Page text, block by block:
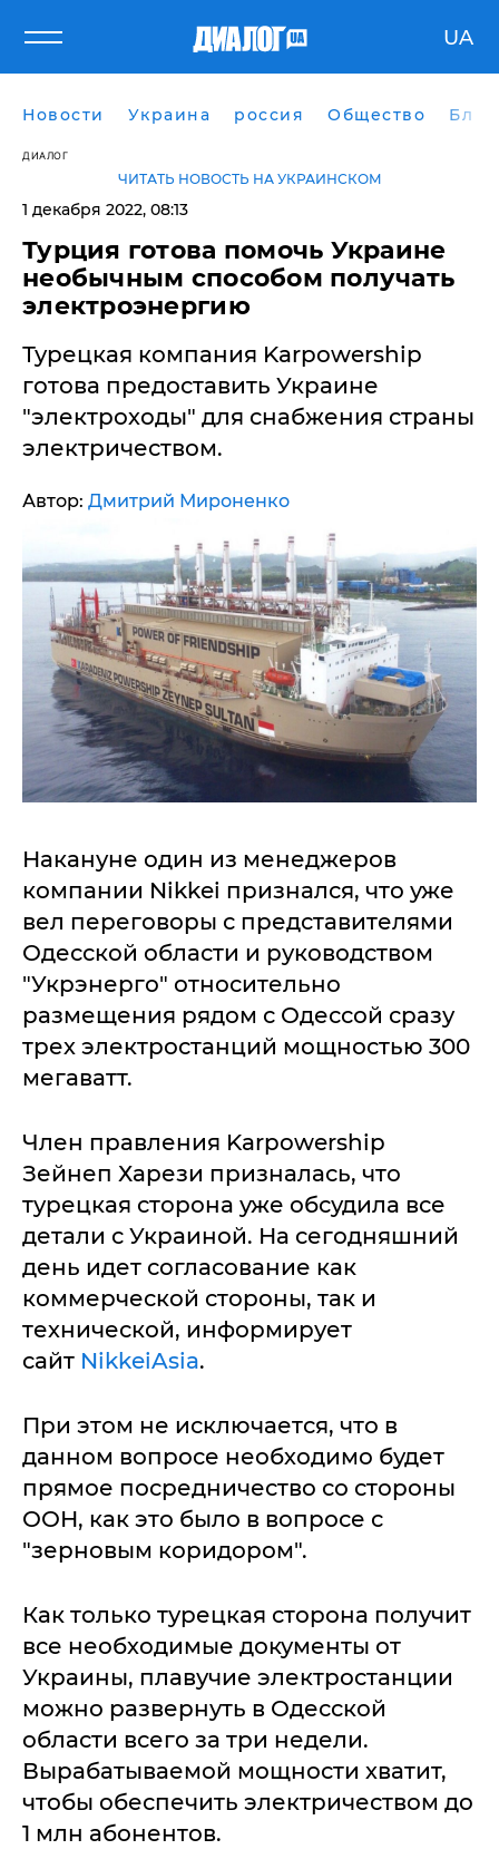
UA
Новости Украина россия Общество
ДИАЛОГ
ЧИТАТЬ НОВОСТЬ НА УКРАИНСКОМ
1 декабря 2022, 08:13
​Турция готова помочь Украине
необычным способом получать
электроэнергию
Турецкая компания Karpowership
готова предоставить Украине
"электроходы" для снабжения страны
электричеством.
Автор: Дмитрий Мироненко
Накануне один из менеджеров
компании Nikkei признался, что уже
вел переговоры с представителями
Одесской области и руководством
"Укрэнерго" относительно
размещения рядом с Одессой сразу
трех электростанций мощностью 300
мегаватт.
Член правления Karpowership
Зейнеп Харези призналась, что
турецкая сторона уже обсудила все
детали с Украиной. На сегодняшний
день идет согласование как
коммерческой стороны, так и
технической, информирует
сайт NikkeiAsia.
При этом не исключается, что в
данном вопросе необходимо будет
прямое посредничество со стороны
ООН, как это было в вопросе с
"зерновым коридором".
Как только турецкая сторона получит
все необходимые документы от
Украины, плавучие электростанции
можно развернуть в Одесской
области всего за три недели.
Вырабатываемой мощности хватит,
чтобы обеспечить электричеством до
1 млн абонентов.